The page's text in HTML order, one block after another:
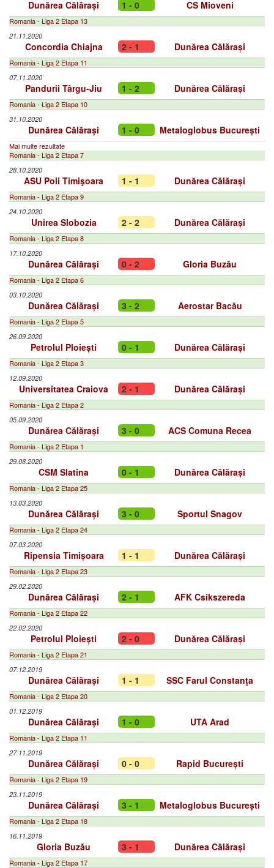
Dunărea Călărași 1 - 0 CS Mioveni
Romania - Liga 2 Etapa 13
21.11.2020
Concordia Chiajna 2 - 1 Dunărea Călărași
Romania - Liga 2 Etapa 11
07.11.2020
Pandurii Târgu-Jiu 1 - 2 Dunărea Călărași
Romania - Liga 2 Etapa 10
31.10.2020
Dunărea Călărași 1 - 0 Metaloglobus București
Mai multe rezultate
Romania - Liga 2 Etapa 7
28.10.2020
ASU Poli Timişoara 1 - 1 Dunărea Călărași
Romania - Liga 2 Etapa 9
24.10.2020
Unirea Slobozia 2 - 2 Dunărea Călărași
Romania - Liga 2 Etapa 8
17.10.2020
Dunărea Călărași 0 - 2 Gloria Buzău
Romania - Liga 2 Etapa 6
03.10.2020
Dunărea Călărași 3 - 2 Aerostar Bacău
Romania - Liga 2 Etapa 5
26.09.2020
Petrolul Ploiești 0 - 1 Dunărea Călărași
Romania - Liga 2 Etapa 3
12.09.2020
Universitatea Craiova 2 - 1 Dunărea Călărași
Romania - Liga 2 Etapa 2
05.09.2020
Dunărea Călărași 3 - 0 ACS Comuna Recea
Romania - Liga 2 Etapa 1
29.08.2020
CSM Slatina 0 - 1 Dunărea Călărași
Romania - Liga 2 Etapa 25
13.03.2020
Dunărea Călărași 3 - 0 Sportul Snagov
Romania - Liga 2 Etapa 24
07.03.2020
Ripensia Timișoara 1 - 1 Dunărea Călărași
Romania - Liga 2 Etapa 23
29.02.2020
Dunărea Călărași 2 - 1 AFK Csíkszereda
Romania - Liga 2 Etapa 22
22.02.2020
Petrolul Ploiești 2 - 0 Dunărea Călărași
Romania - Liga 2 Etapa 21
07.12.2019
Dunărea Călărași 1 - 1 SSC Farul Constanţa
Romania - Liga 2 Etapa 20
01.12.2019
Dunărea Călărași 1 - 0 UTA Arad
Romania - Liga 2 Etapa 11
27.11.2019
Dunărea Călărași 0 - 0 Rapid București
Romania - Liga 2 Etapa 19
23.11.2019
Dunărea Călărași 3 - 1 Metaloglobus București
Romania - Liga 2 Etapa 18
16.11.2019
Gloria Buzău 3 - 1 Dunărea Călărași
Romania - Liga 2 Etapa 17